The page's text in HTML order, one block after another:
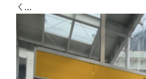
く...